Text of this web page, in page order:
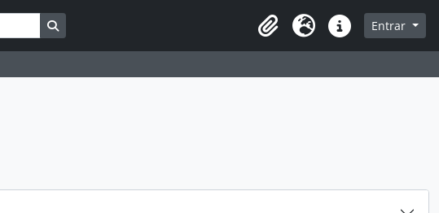
Busque na página de navegação
Idioma Atalhos Entrar